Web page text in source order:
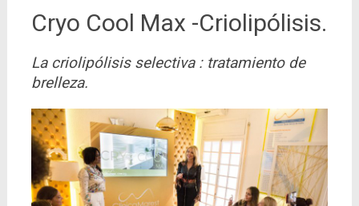
Cryo Cool Max -Criolipólisis.
La criolipólisis selectiva : tratamiento de
brelleza.